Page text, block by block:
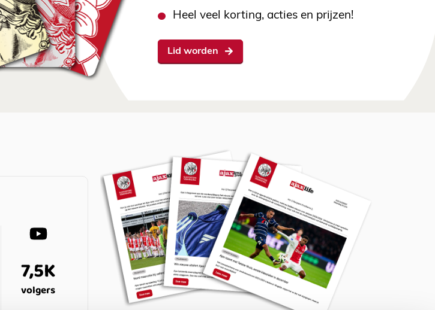
Heel veel korting, acties en prijzen!
Lid worden
7,5K
volgers